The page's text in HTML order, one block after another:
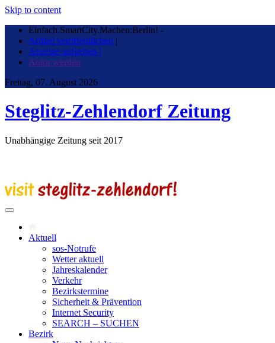
Skip to content
Einfach.SmartCity.Machen:Berlin! -
Artikel veröffentlichen |
Anzeige aufgeben |
Autor werden
Freitag, 07. August 2026
Steglitz-Zehlendorf Zeitung
Unabhängige Zeitung seit 2017
Aktuell
sos-Notrufe
Wetter aktuell
Jahreskalender
Verkehr
Bezirkstermine
Sicherheit & Prävention
Internet Security
SEARCH – SUCHEN
Bezirk